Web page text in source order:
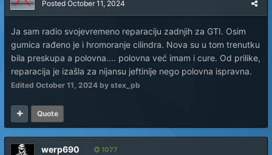
Posted October 11, 2024
Ja sam radio svojevremeno reparaciju zadnjih za GTI. Osim
gumica rađeno je i hromoranje cilindra. Nova su u tom trenutku
bila preskupa a polovna.... polovna već imam i cure. Od prilike,
reparacija je izašla za nijansu jeftinije nego polovna ispravna.
Edited October 11, 2024 by stex_pb
Quote
werp690 1077